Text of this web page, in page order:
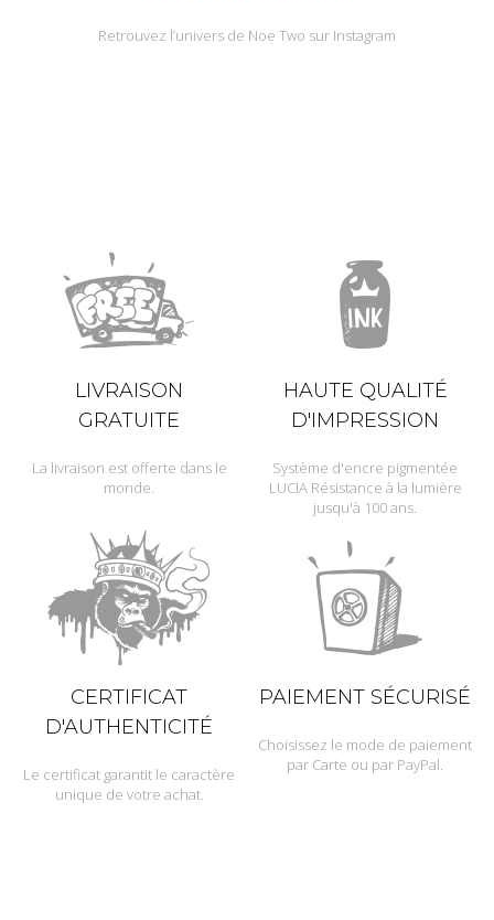
LIVRAISON
GRATUITE
La livraison est offerte dans le
monde.
HAUTE QUALITÉ
D'IMPRESSION
Système d'encre pigmentée
LUCIA Résistance à la lumière
jusqu'à 100 ans.
CERTIFICAT
D'AUTHENTICITÉ
Le certificat garantit le caractère
unique de votre achat.
PAIEMENT SÉCURISÉ
Choisissez le mode de paiement
par Carte ou par PayPal.